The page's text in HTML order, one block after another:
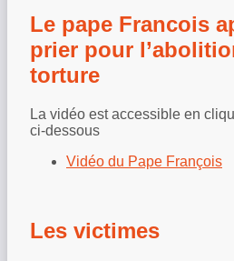
Le pape Francois
prier pour
torture
La vidéo est accessible en
ci-dessous
Vidéo du Pape François
Les victimes